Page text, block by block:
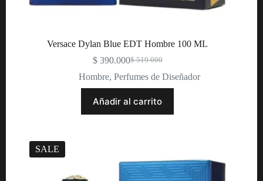
Versace Dylan Blue EDT Hombre 100 ML
$519.000
Original
price
$ 519.000.
$390.000Current
price
$ 390.000.
Hombre, Perfumes de Diseñador
Añadir al carrito
SALE